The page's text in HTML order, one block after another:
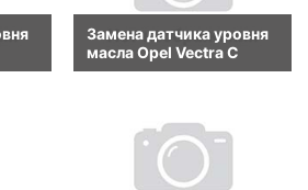
Замена датчика уровня
масла Opel Vectra C